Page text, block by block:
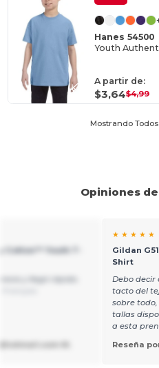
Hanes 54500
Youth
A partir de:
$3,64$4,99
Mostrando
Opiniones
Cotton™ Youth T-
★ ★ ★ ★ ★
Gildan
Shirt
Debo decir
tacto del
sobre
tallas
a esta
Reseña